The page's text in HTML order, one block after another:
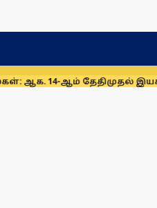
தேதிமுதல் இயக்கம்ஹசீனா